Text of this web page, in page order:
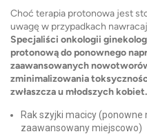
Choć terapia protonowa jest
uwagę w przypadkach
Specjaliści onkologii
protonową do ponownego
zaawansowanych
zminimalizowania
zwłaszcza u młodszych kobiet.
Rak szyjki macicy
zaawansowany miejscowo)